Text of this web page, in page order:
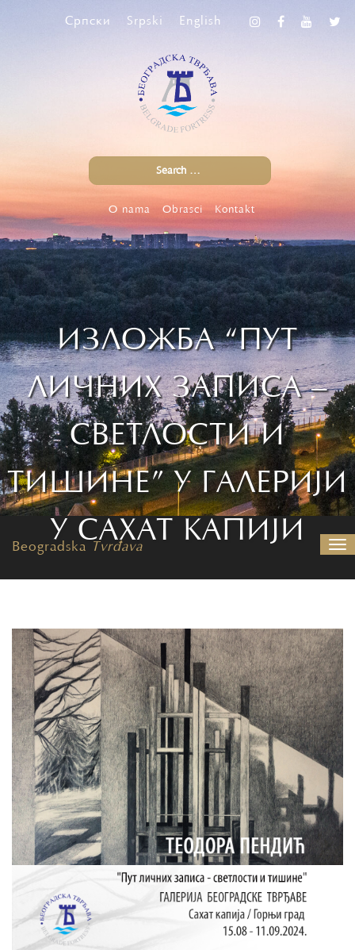
Српски Srpski English
O nama Obrasci Kontakt
ИЗЛОЖБА “ПУТ
ЛИЧНИХ ЗАПИСА –
СВЕТЛОСТИ И
ТИШИНЕ” У ГАЛЕРИЈИ
У САХАТ КАПИЈИ
Beogradska Tvrđava